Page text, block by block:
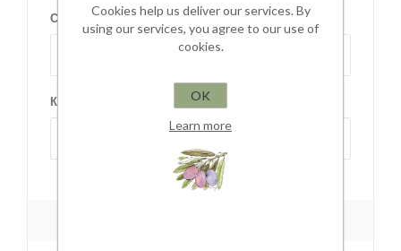
СТРАНА:
Выберите страну
КРАЙ/ОБЛАСТЬ:
Cookies help us deliver our services. By
using our services, you agree to our use of
cookies.
OK
Learn more